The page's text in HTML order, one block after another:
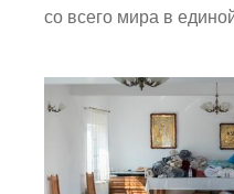
со всего мира в
Image